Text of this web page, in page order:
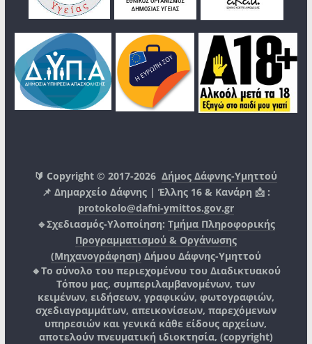
🔰 Copyright © 2017-2026Δήμος Δάφνης-Υμηττού
📌 Δημαρχείο Δάφνης | Έλλης 16 & Κανάρη 📩 :
protokolo@dafni-ymittos.gov.gr
🔹Σχεδιασμός-Υλοποίηση: Τμήμα Πληροφορικής
Προγραμματισμού & Οργάνωσης
(Μηχανογράφηση) Δήμου Δάφνης-Υμηττού
🔸Το σύνολο του περιεχομένου του Διαδικτυακού
Τόπου μας, συμπεριλαμβανομένων, των
κειμένων, ειδήσεων, γραφικών, φωτογραφιών,
σχεδιαγραμμάτων, απεικονίσεων, παρεχόμενων
υπηρεσιών και γενικά κάθε είδους αρχείων,
αποτελούν πνευματική ιδιοκτησία, (copyright)